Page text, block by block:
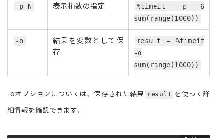
-p N 表示桁数の指定
%timeit -p 6
sum(range(1000))
-o
結果を変数として保
存
result = %timeit
-o
sum(range(1000))
-oオプションについては、保存された結果 result を使って詳
細情報を確認できます。